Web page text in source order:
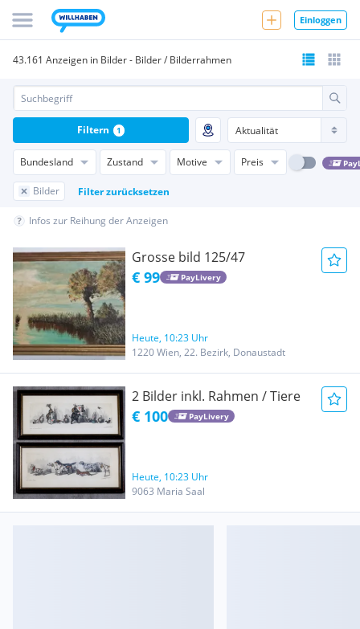
Einloggen
43.161 Anzeigen in Bilder - Bilder / Bilderrahmen
Bundesland Zustand Motive Preis
Bilder Filter zurücksetzen
Filtern 1
Infos zur Reihung der Anzeigen
Grosse bild 125/47
€ 99 PayLivery
Heute, 10:23 Uhr
1220 Wien, 22. Bezirk, Donaustadt
2 Bilder inkl. Rahmen / Tiere
€ 100 PayLivery
Heute, 10:23 Uhr
9063 Maria Saal